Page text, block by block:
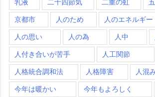
乳液 二十四節気 二重の虹
京都市 人のため 人のエネルギー
人の思い 人の為 人中
人付き合いが苦手 人工関節
人格統合調和法 人格障害 人混
今年は暖かい 今年もよろしく